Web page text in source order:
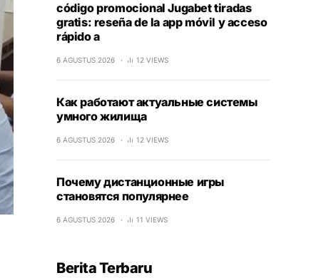
código promocional Jugabet tiradas
gratis: reseña de la app móvil y acceso
rápido a
6 AGUSTUS 2026 12 VIEWS
Как работают актуальные системы
умного жилища
6 AGUSTUS 2026 12 VIEWS
Почему дистанционные игры
становятся популярнее
6 AGUSTUS 2026 11 VIEWS
Berita Terbaru